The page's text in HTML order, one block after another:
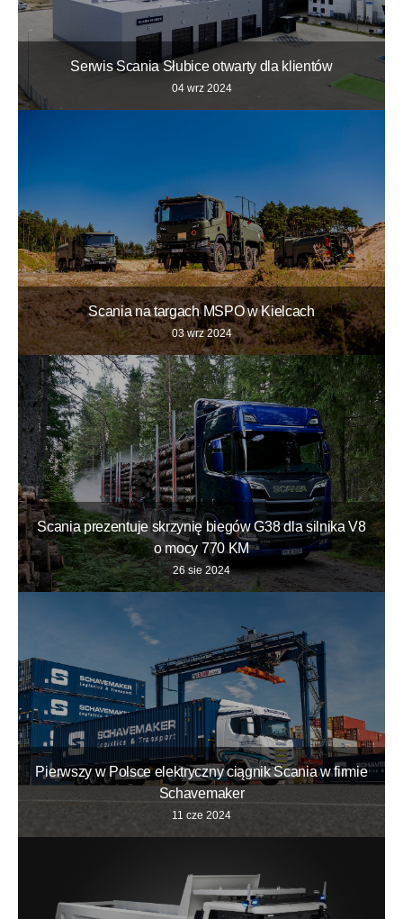
Serwis Scania Słubice otwarty dla klientów
04 wrz 2024
Scania na targach MSPO w Kielcach
03 wrz 2024
Scania prezentuje skrzynię biegów G38 dla silnika V8
o mocy 770 KM
26 sie 2024
Pierwszy w Polsce elektryczny ciągnik Scania w firmie
Schavemaker
11 cze 2024